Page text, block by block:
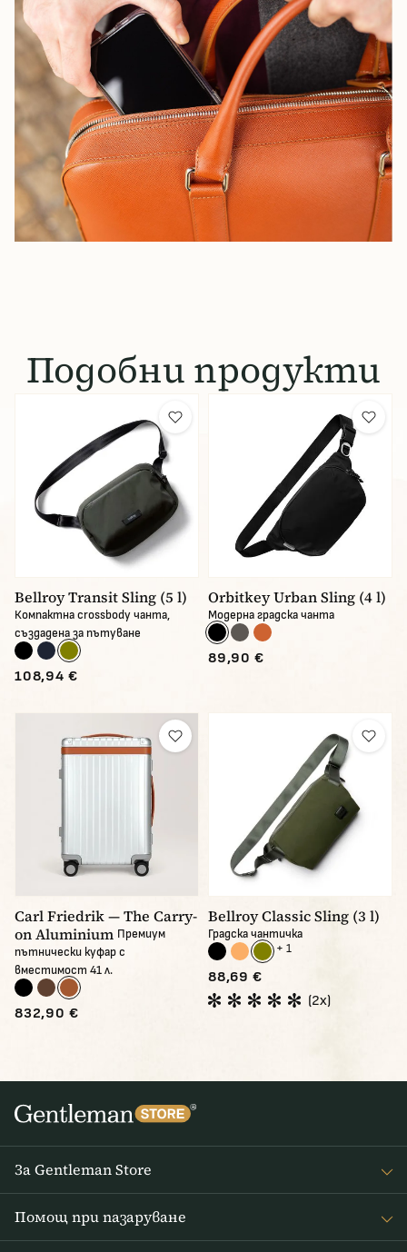
Подобни продукти
Bellroy Transit Sling (5 l)
Компактна crossbody чанта,
създадена за пътуване
108,94 €
Orbitkey Urban Sling (4 l)
Модерна градска чанта
89,90 €
Carl Friedrik — The Carry-
on Aluminium Премиум
пътнически куфар с
вместимост 41 л.
832,90 €
Bellroy Classic Sling (3 l)
Градска чантичка
+ 1
88,69 €
(2x)
За Gentleman Store
Помощ при пазаруване